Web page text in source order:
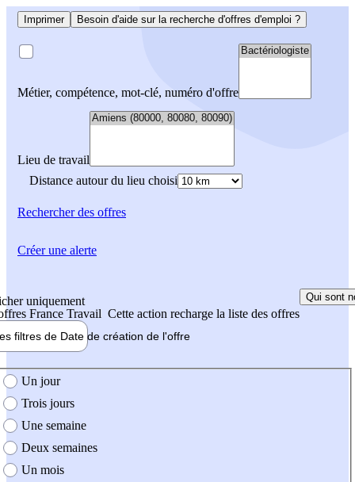
Imprimer Besoin d'aide sur la recherche d'offres d'emploi ?
Métier, compétence, mot-clé, numéro d'offre
Lieu de travail
Distance autour du lieu choisi
Rechercherdes offres
uniquement
France Travail Cette action recharge la liste des offres
Qui sont
filtres de Date de création de l'offre
création de l'offre
Un jour
Trois jours
Une semaine
Deux semaines
Un mois
Créer une alerte